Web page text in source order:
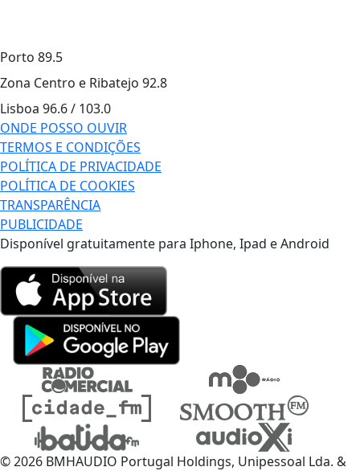
Porto 89.5
Zona Centro e Ribatejo 92.8
Lisboa 96.6 / 103.0
ONDE POSSO OUVIR
TERMOS E CONDIÇÕES
POLÍTICA DE PRIVACIDADE
POLÍTICA DE COOKIES
TRANSPARÊNCIA
PUBLICIDADE
Disponível gratuitamente para Iphone, Ipad e Android
© 2026 BMHAUDIO Portugal Holdings, Unipessoal Lda. &